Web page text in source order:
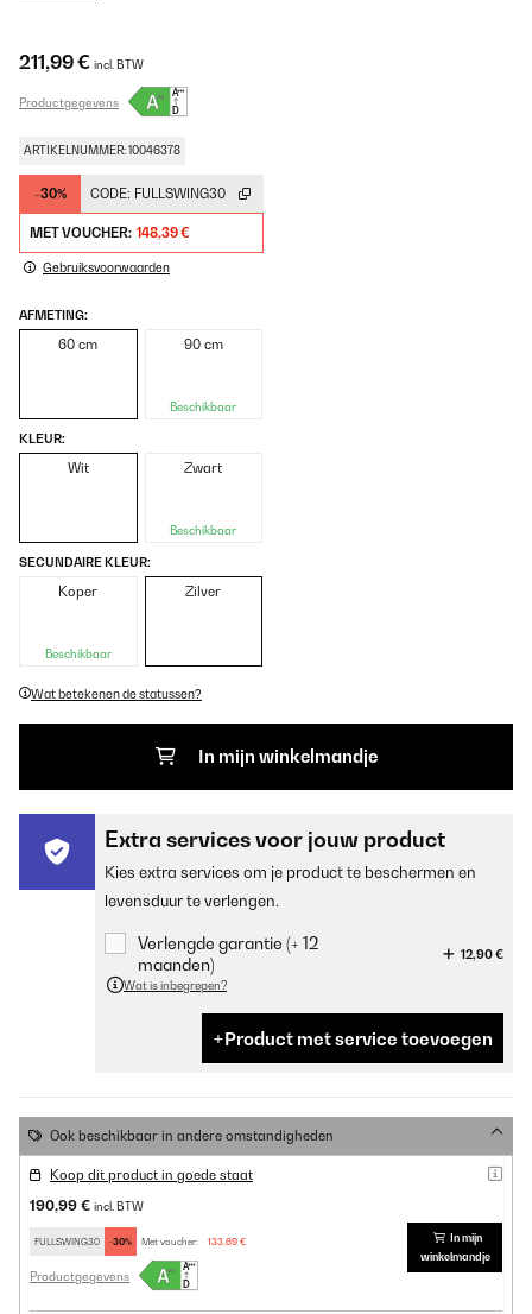
211,99 € incl. BTW
Productgegevens
ARTIKELNUMMER: 10046378
-30% CODE: FULLSWING30
MET VOUCHER: 148,39 €
Gebruiksvoorwaarden
AFMETING:
60 cm 90 cm
Beschikbaar
KLEUR:
Wit Zwart
Beschikbaar
SECUNDAIRE KLEUR:
Koper
Beschikbaar
Zilver
Wat betekenen de statussen?
In mijn winkelmandje
Extra services voor jouw product
Kies extra services om je product te beschermen en
levensduur te verlengen.
Verlengde garantie (+ 12
maanden)
12,90 €
Wat is inbegrepen?
Product met service toevoegen
Ook beschikbaar in andere omstandigheden
Koop dit product in goede staat
190,99 € incl. BTW
FULLSWING30 -30% Met voucher: 133,69 €
Productgegevens
In mijn
winkelmandje